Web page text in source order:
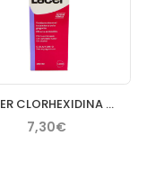
LACER CLORHEXIDINA COLUTORIO 200 ML
7,30€